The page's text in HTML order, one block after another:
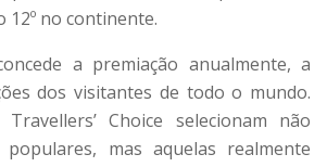
12º no continente.
a premiação anualmente, a
dos visitantes de todo o mundo.
Choice selecionam não
populares, mas aquelas realmente